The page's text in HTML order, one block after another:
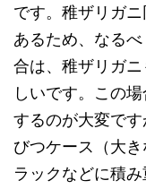
です。稚ザリガ
あるため、なる
合は、稚ザリガ
しいです。この
するのが大変で
びつケース（大
ラックなどに積